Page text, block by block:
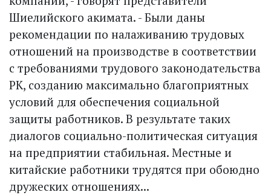
Шиелийского акимата. - Были даны
рекомендации по налаживанию трудовых
отношений на производстве в соответствии
с требованиями трудового законодательства
РК, созданию максимально благоприятных
условий для обеспечения социальной
защиты работников. В результате таких
диалогов социально-политическая ситуация
на предприятии стабильная. Местные и
китайские работники трудятся при обоюдно
дружеских отношениях...